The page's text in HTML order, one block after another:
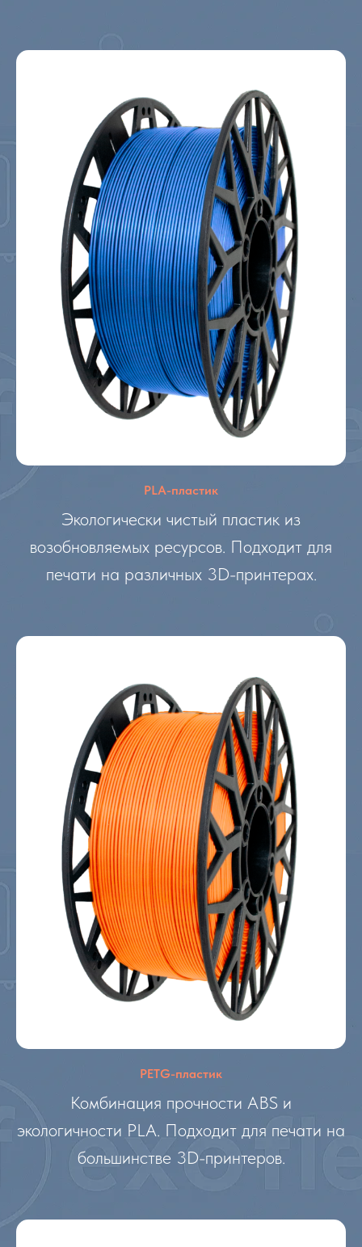
PLA-пластик
Экологически чистый пластик из
возобновляемых ресурсов. Подходит для
печати на различных 3D-принтерах.
PETG-пластик
Комбинация прочности ABS и
экологичности PLA. Подходит для печати на
большинстве 3D-принтеров.